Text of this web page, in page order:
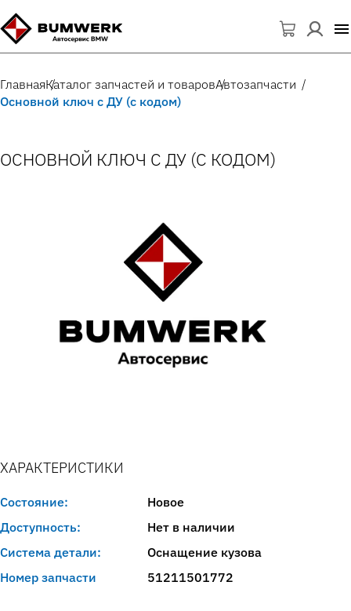
ГлавнаяКаталог запчастей и товаровАвтозапчасти
Основной ключ с ДУ (с кодом)
ОСНОВНОЙ КЛЮЧ С ДУ (С КОДОМ)
ХАРАКТЕРИСТИКИ
Состояние:
Новое
Доступность:
Нет в наличии
Система детали:
Оснащение кузова
Номер запчасти
51211501772